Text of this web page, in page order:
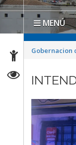
MENÚ
Gobernacion